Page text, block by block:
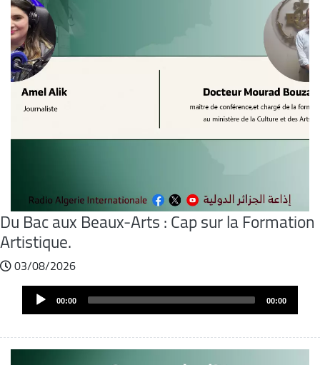
Du Bac aux Beaux-Arts : Cap sur la Formation
Artistique.
03/08/2026
AudioAudio
Player 00:00 00:00